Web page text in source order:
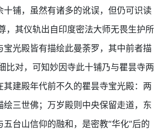
十铺，虽然有诸多的讹误，但仍可识读
，其仪轨出自印度密法大师无畏生护所
光殿皆有描绘此曼荼罗，其中前者描
比对，可知妙因寺此十铺乃与瞿昙寺两
建殿年代前不久的瞿昙寺宝光殿：两
三世佛；万岁殿则中央保留走道，东
台山信仰的融和，是密教“华化”后的